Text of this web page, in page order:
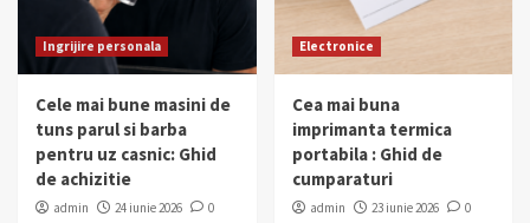
Ingrijire personala
Cele mai bune masini de
tuns parul si barba
pentru uz casnic: Ghid
de achizitie
admin 24 iunie 2026 0
Electronice
Cea mai buna
imprimanta termica
portabila : Ghid de
cumparaturi
admin 23 iunie 2026 0